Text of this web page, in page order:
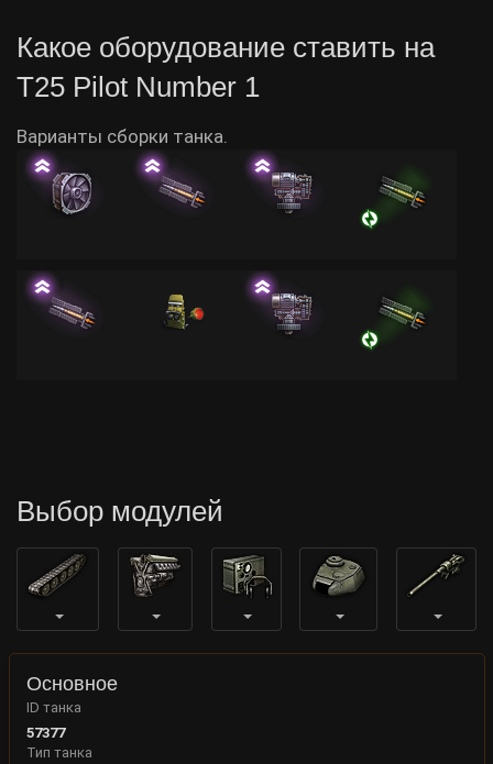
Какое оборудование ставить на
T25 Pilot Number 1
Варианты сборки танка.
Выбор модулей
Основное
ID танка
57377
Тип танка